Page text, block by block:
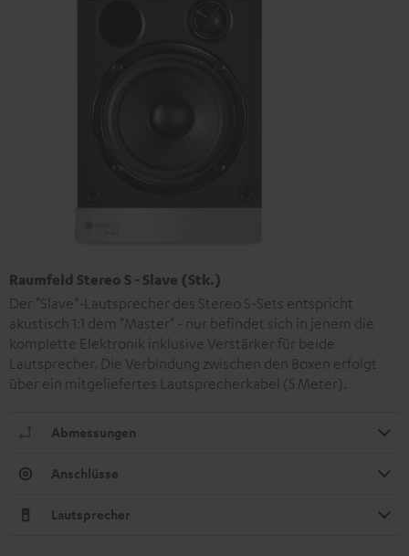
Raumfeld Stereo S - Slave (Stk.)
Der "Slave"-Lautsprecher des Stereo S-Sets entspricht
akustisch 1:1 dem "Master" - nur befindet sich in jenem die
komplette Elektronik inklusive Verstärker für beide
Lautsprecher. Die Verbindung zwischen den Boxen erfolgt
über ein mitgeliefertes Lautsprecherkabel (5 Meter).
Abmessungen
Anschlüsse
Lautsprecher